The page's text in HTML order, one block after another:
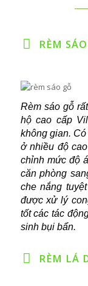
RÈM
Rèm sáo gỗ
hộ cao cấp
không gian.
ở nhiều độ
chỉnh mức độ
căn phòng
che nắng
được xử lý
tốt các tác
sinh bụi bẩn.
RÈM LÁ